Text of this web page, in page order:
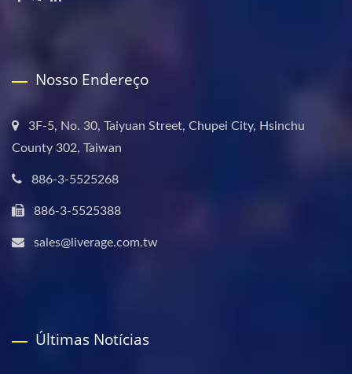
Nosso Endereço
3F-5, No. 30, Taiyuan Street, Chupei City, Hsinchu
County 302, Taiwan
886-3-5525268
886-3-5525388
sales@liverage.com.tw
Últimas Notícias